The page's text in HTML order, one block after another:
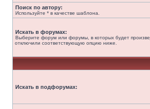
Поиск по автору:
Используйте * в качестве шаблона.
Искать в форумах:
Выберите форум или форумы, в которых будет
отключили соответствующую опцию ниже.
Искать в подфорумах: